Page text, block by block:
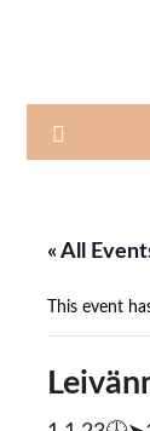
« All
This event